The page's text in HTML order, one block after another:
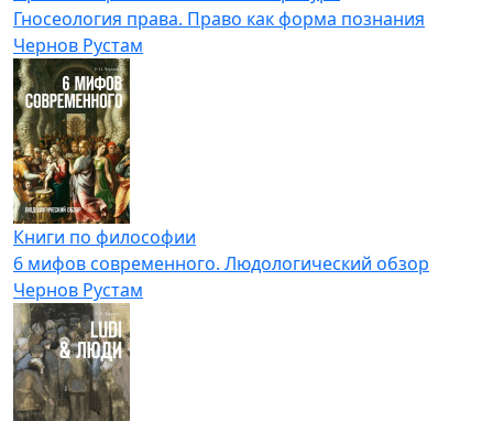
Гносеология права. Право как форма познания
Чернов Рустам
Книги по философии
6 мифов современного. Людологический обзор
Чернов Рустам